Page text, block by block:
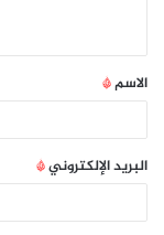
الاسم*
البريد الإلكتروني*